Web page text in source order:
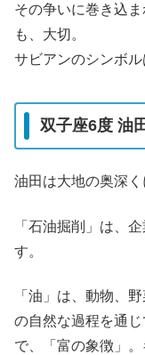
その争いに巻き込
も、大切。
サビアンのシンボル
双子座6度 油
油田は大地の奥深く
「石油掘削」は、
す。
「油」は、動物、
の自然な過程を通
で、「富の象徴」